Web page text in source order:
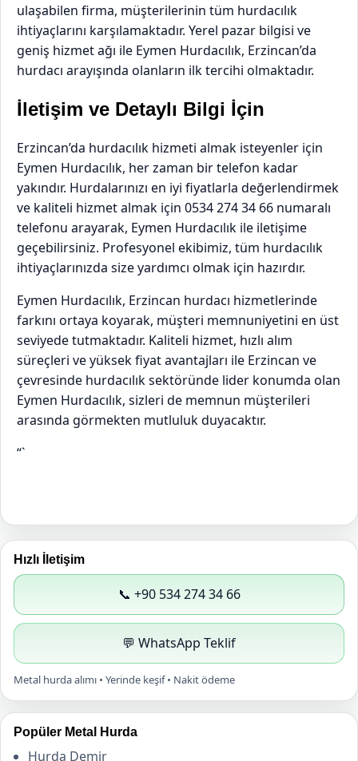
ulaşabilen firma, müşterilerinin tüm hurdacılık
ihtiyaçlarını karşılamaktadır. Yerel pazar bilgisi ve
geniş hizmet ağı ile Eymen Hurdacılık, Erzincan’da
hurdacı arayışında olanların ilk tercihi olmaktadır.
İletişim ve Detaylı Bilgi İçin
Erzincan’da hurdacılık hizmeti almak isteyenler için
Eymen Hurdacılık, her zaman bir telefon kadar
yakındır. Hurdalarınızı en iyi fiyatlarla değerlendirmek
ve kaliteli hizmet almak için 0534 274 34 66 numaralı
telefonu arayarak, Eymen Hurdacılık ile iletişime
geçebilirsiniz. Profesyonel ekibimiz, tüm hurdacılık
ihtiyaçlarınızda size yardımcı olmak için hazırdır.
Eymen Hurdacılık, Erzincan hurdacı hizmetlerinde
farkını ortaya koyarak, müşteri memnuniyetini en üst
seviyede tutmaktadır. Kaliteli hizmet, hızlı alım
süreçleri ve yüksek fiyat avantajları ile Erzincan ve
çevresinde hurdacılık sektöründe lider konumda olan
Eymen Hurdacılık, sizleri de memnun müşterileri
arasında görmekten mutluluk duyacaktır.
“`
Hızlı İletişim
📞 +90 534 274 34 66
💬 WhatsApp Teklif
Metal hurda alımı • Yerinde keşif • Nakit ödeme
Popüler Metal Hurda
Hurda Demir